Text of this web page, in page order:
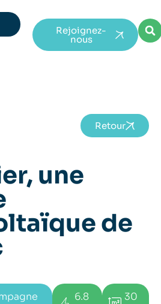
Rejoignez-
nous
une
de
Retour
6.8
30